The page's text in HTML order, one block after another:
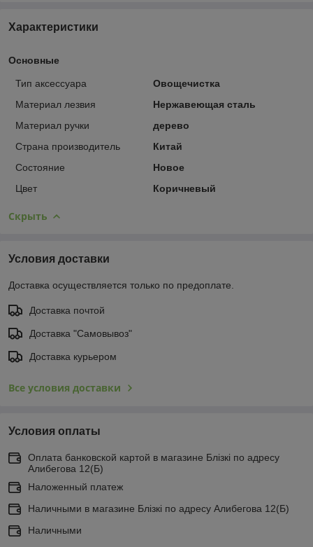
Характеристики
Основные
Тип аксессуара
Овощечистка
Материал лезвия
Нержавеющая сталь
Материал ручки
дерево
Страна производитель
Китай
Состояние
Новое
Цвет
Коричневый
Скрыть
Условия доставки
Доставка осуществляется только по предоплате.
Доставка почтой
Доставка "Самовывоз"
Доставка курьером
Все условия доставки
Условия оплаты
Оплата банковской картой в магазине Блiзкi по адресу
Алибегова 12(Б)
Наложенный платеж
Наличными в магазине Блiзкi по адресу Алибегова 12(Б)
Наличными